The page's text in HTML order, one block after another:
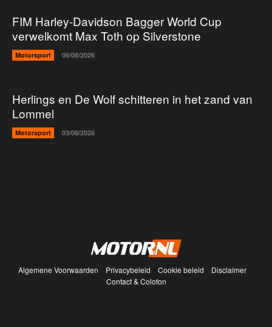
FIM Harley-Davidson Bagger World Cup
verwelkomt Max Toth op Silverstone
Motorsport 06/08/2026
Herlings en De Wolf schitteren in het zand van
Lommel
Motorsport 03/08/2026
Algemene Voorwaarden Privacybeleid Cookie beleid
Disclaimer
Contact & Colofon